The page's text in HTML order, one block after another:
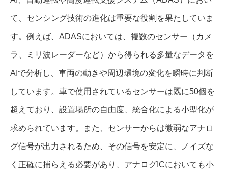
て、センシング技術の進化は重要な役割を果たしていま
す。例えば、ADASにおいては、複数のセンサー（カメ
ラ、ミリ波レーダーなど）から得られる多量なデータを
AIで分析し、車両の動きや周辺環境の変化を瞬時に判断
しています。車で使用されているセンサーは既に50個を
超えており、設置場所の自由度、統合化による小型化が
求められています。また、センサーからは微弱なアナロ
グ信号が出力されるため、その信号を安定に、ノイズな
く正確に捕らえる必要があり、アナログICにおいても小